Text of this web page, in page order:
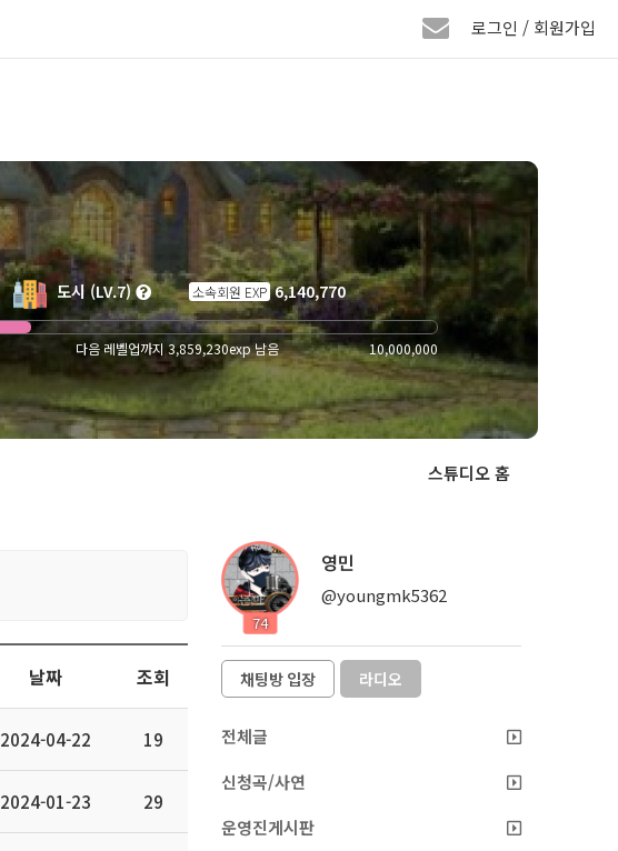
로그인 / 회원가입
도시 (LV.7) 소속회원 EXP6,140,770
다음 레벨업까지 3,859,230exp 남음 10,000,000
스튜디오 홈
날짜 조회
2024-04-22 19
2024-01-23 29
74
영민
@youngmk5362
채팅방 입장 라디오
전체글
신청곡/사연
운영진게시판